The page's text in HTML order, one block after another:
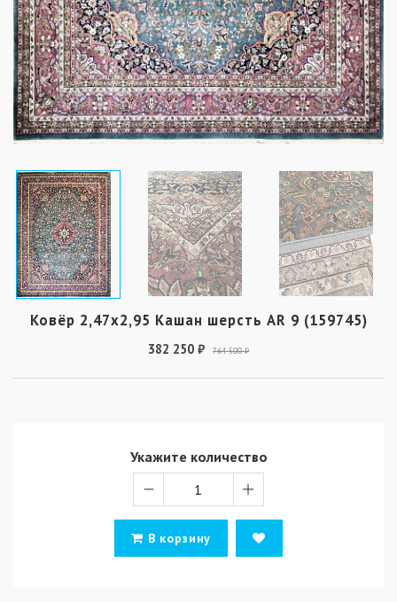
Ковёр 2,47х2,95 Кашан шерсть AR 9 (159745)
382 250 ₽ 764 500 ₽
Укажите количество
В корзину